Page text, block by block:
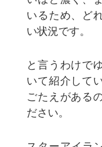
いるため、ど
い状況です。
と言うわけで
いて紹介して
ごたえがある
ださい。